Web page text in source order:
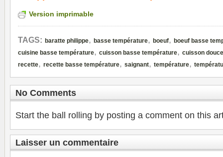
Version imprimable
TAGS: baratte philippe, basse température, boeuf, boeuf basse
cuisine basse température, cuisson basse température, cuisson douce
recette, recette basse température, saignant, température,
No Comments
Start the ball rolling by posting a comment on this
Laisser un commentaire